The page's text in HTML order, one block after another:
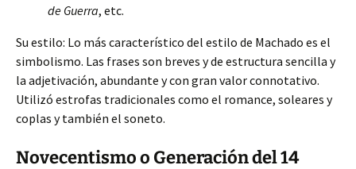
de Guerra, etc.
Su estilo: Lo más característico del estilo de Machado es el
simbolismo. Las frases son breves y de estructura sencilla y
la adjetivación, abundante y con gran valor connotativo.
Utilizó estrofas tradicionales como el romance, soleares y
coplas y también el soneto.
Novecentismo o Generación del 14